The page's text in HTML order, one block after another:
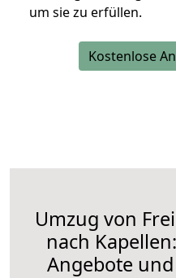
um sie zu erfüllen.
Kostenlose
Umzug von
nach
Angebote